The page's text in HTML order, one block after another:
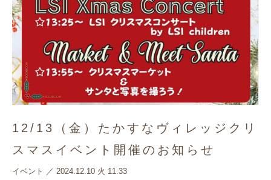
12/13（金）たかすなヴィレッジクリ
スマスイベント開催のお知らせ
イベント ／ 2024.12.10 火 11:33